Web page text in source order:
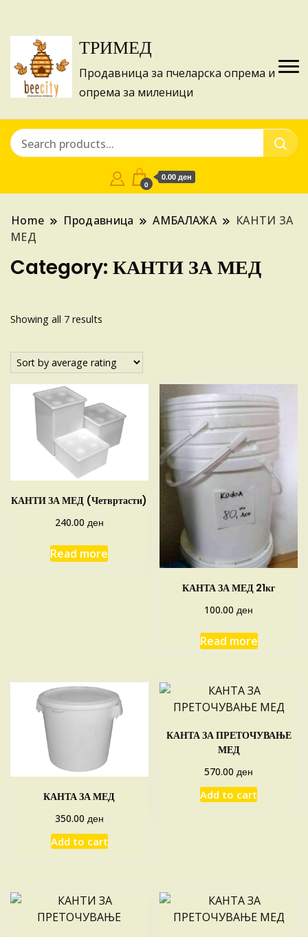
ТРИМЕД
Продавница за пчеларска опрема и
опрема за миленици
0
0.00 ден
Home Продавница АМБАЛАЖА
КАНТИ ЗА
МЕД
Category: КАНТИ ЗА МЕД
Showing all 7 results
average
rating
КАНТИ ЗА МЕД (Четвртасти)
240.00 ден
Read more
КАНТА ЗА МЕД 21кг
100.00ден
Read more
КАНТА ЗА МЕД
350.00 ден
Add to cart
КАНТА ЗА ПРЕТОЧУВАЊЕ
МЕД
570.00ден
Add to cart